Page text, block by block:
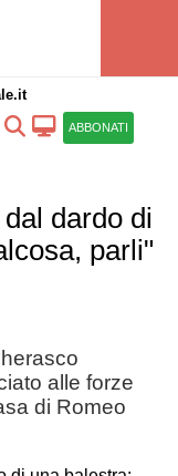
ABBONATI
dardo di
parli"
alle forze
di Romeo